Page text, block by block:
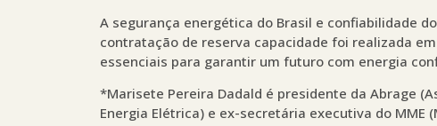
A segurança energética do Brasil e confiabilidade
contratação de reserva capacidade foi realizada
essenciais para garantir um futuro com energia
*Marisete Pereira Dadald é presidente da Abrage
Energia Elétrica) e ex-secretária executiva do MME